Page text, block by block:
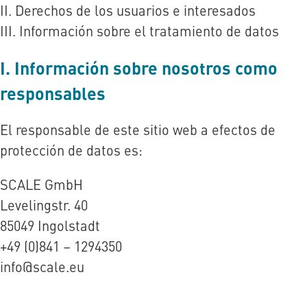
II. Derechos de los usuarios e interesados
III. Información sobre el tratamiento de datos
I. Información sobre nosotros como
responsables
El responsable de este sitio web a efectos de
protección de datos es:
SCALE GmbH
Levelingstr. 40
85049 Ingolstadt
+49 (0)841 – 1294350
info@scale.eu